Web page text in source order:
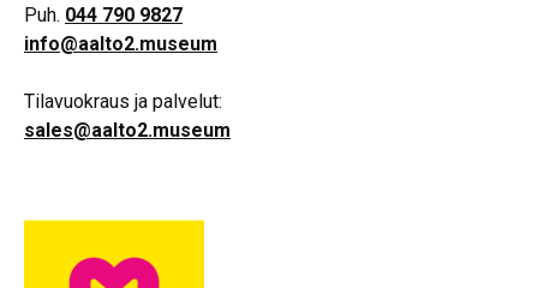
Puh. 044 790 9827
info@aalto2.museum
Tilavuokraus ja palvelut:
sales@aalto2.museum